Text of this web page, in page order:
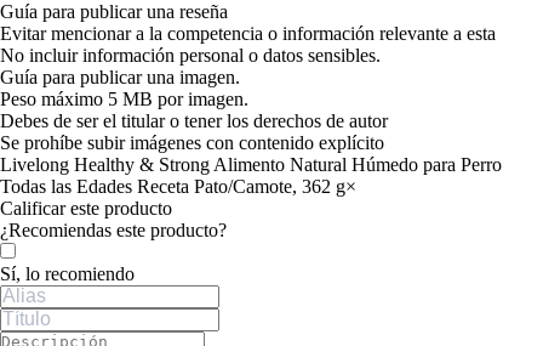
Guía para publicar una reseña
Evitar mencionar a la competencia o información relevante a esta
No incluir información personal o datos sensibles.
Guía para publicar una imagen.
Peso máximo 5 MB por imagen.
Debes de ser el titular o tener los derechos de autor
Se prohíbe subir imágenes con contenido explícito
Livelong Healthy & Strong Alimento Natural Húmedo para Perro
Todas las Edades Receta Pato/Camote, 362 g×
Calificar este producto
Tu valoración
¿Recomiendas este producto?
Sí, lo recomiendo